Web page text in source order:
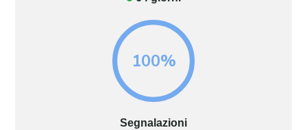
100%
Segnalazioni